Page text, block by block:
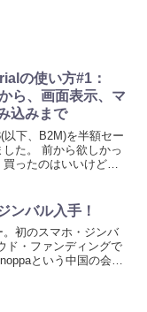
の使い方#1：
ら、画面表示、マ
込みまで
以下、B2M)を半額セー
た。 前から欲しかっ
ったのはいいけど使
流れは分かるけど、
ンバル入手！
。初のスマホ・ジンバ
ド・ファンディングで
という中国の会社